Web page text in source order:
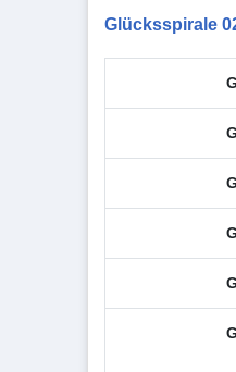
Glücksspirale